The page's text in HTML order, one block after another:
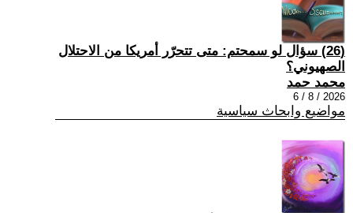
(26) سؤال لو سمحتم: متى تتحرّر أمريكا من الاحتلال
الصهيوني؟
محمد حمد
2026 / 8 / 6
مواضيع وابحاث سياسية